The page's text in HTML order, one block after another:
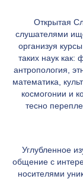
Открытая
слушателями
организуя
таких наук как:
антропология,
математика,
космогонии и
тесно
Углубленное
общение с
носителями